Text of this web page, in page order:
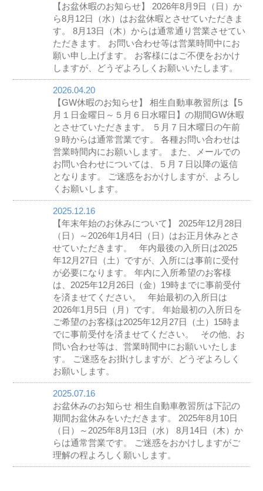
【お盆休暇のお知らせ】 2026年8月9日（日）か
ら8月12日（水）はお盆休暇とさせていただきま
す。 8月13日（木）からは通常通り営業させてい
ただきます。 お問い合わせ等は営業時間中にお
願い申し上げます。 お客様にはご不便をおかけ
しますが、どうぞよろしくお願いいたします。
2026.04.20
【GW休暇のお知らせ】 相生自動車教習所は【5
月１日金曜日～５月６日水曜日】の期間GW休暇
とさせていただきます。 ５月７日木曜日の午前
９時からは通常営業です。 各種お問い合わせは
営業時間内にお願いします。 また、メールでの
お問い合わせについては、５月７日以降の返信
となります。 ご迷惑をおかけしますが、よろし
くお願いします。
2025.12.16
【年末年始のお休みについて】 2025年12月28日
（日）～2026年1月4日（日）はお正月休みとさ
せていただきます。 年内最後の入所日は2025
年12月27日（土）ですが、入所には事前に受付
が必要になります。 年内に入所希望のお客様
は、2025年12月26日（金）19時までに事前受付
を済ませてください。 年始最初の入所日は
2026年1月5日（月）です。 年始最初の入所日を
ご希望のお客様は2025年12月27日（土）15時ま
でに事前受付を済ませてください。 その他、お
問い合わせ等は、営業時間中にお願いいたしま
す。 ご迷惑をお掛けしますが、どうぞよろしく
お願いします。
2025.07.16
お盆休みのお知らせ 相生自動車教習所は下記の
期間お盆休みをいただきます。 2025年8月10日
（日）～2025年8月13日（水） 8月14日（木）か
らは通常営業です。 ご迷惑をおかけしますがご
理解の程よろしく願いします。